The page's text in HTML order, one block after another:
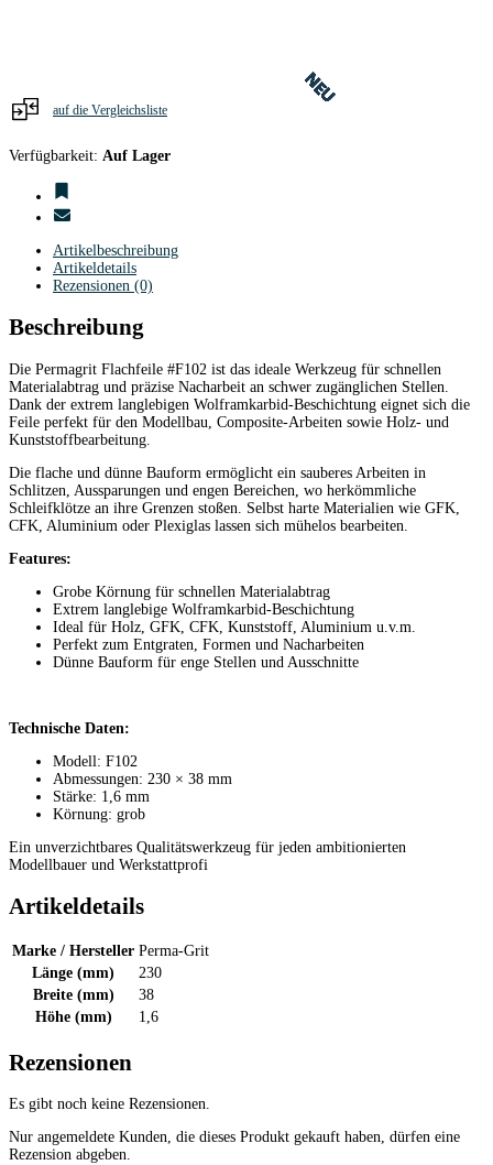
auf die Vergleichsliste
Verfügbarkeit: Auf Lager
Artikelbeschreibung
Artikeldetails
Rezensionen (0)
Beschreibung
Die Permagrit Flachfeile #F102 ist das ideale Werkzeug für schnellen
Materialabtrag und präzise Nacharbeit an schwer zugänglichen Stellen.
Dank der extrem langlebigen Wolframkarbid-Beschichtung eignet sich die
Feile perfekt für den Modellbau, Composite-Arbeiten sowie Holz- und
Kunststoffbearbeitung.
Die flache und dünne Bauform ermöglicht ein sauberes Arbeiten in
Schlitzen, Aussparungen und engen Bereichen, wo herkömmliche
Schleifklötze an ihre Grenzen stoßen. Selbst harte Materialien wie GFK,
CFK, Aluminium oder Plexiglas lassen sich mühelos bearbeiten.
Features:
Grobe Körnung für schnellen Materialabtrag
Extrem langlebige Wolframkarbid-Beschichtung
Ideal für Holz, GFK, CFK, Kunststoff, Aluminium u.v.m.
Perfekt zum Entgraten, Formen und Nacharbeiten
Dünne Bauform für enge Stellen und Ausschnitte
Technische Daten:
Modell: F102
Abmessungen: 230 × 38 mm
Stärke: 1,6 mm
Körnung: grob
Ein unverzichtbares Qualitätswerkzeug für jeden ambitionierten
Modellbauer und Werkstattprofi
Artikeldetails
Marke / Hersteller Perma-Grit
Länge (mm)
230
Breite (mm)
38
Höhe (mm)
1,6
Rezensionen
Es gibt noch keine Rezensionen.
Nur angemeldete Kunden, die dieses Produkt gekauft haben, dürfen eine
Rezension abgeben.
NEU
NEU
NEU
NEU
NEU
NEU
NEU
NEU
NEU
NEU
NEU
NEU
NEU
NEU
NEU
NEU
NEU
NEU
NEU
NEU
NEU
NEU